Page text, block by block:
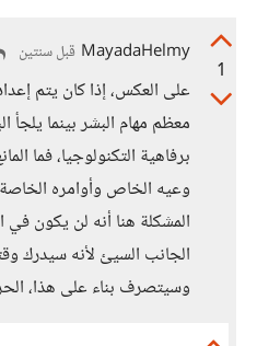
1
MayadaHelmy قبل سنتين
على العكس، إذا كان يتم
معظم مهام البشر بينما يلجأ
برفاهية التكنولوجيا، فما
وعيه الخاص وأوامره الخاصة
المشكلة هنا أنه لن يكون
الجانب السيئ لأنه سيدرك
وسيتصرف بناء على هذا،